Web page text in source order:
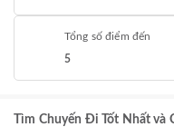
Tổng số điểm đến
5
Tìm Chuyến Đi Tốt Nhất và